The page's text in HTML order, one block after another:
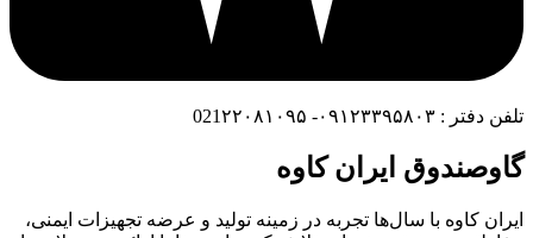
تلفن دفتر : ۰۹۱۲۳۳۹۵۸۰۳- 021۲۲۰۸۱۰۹۵
گاوصندوق ایران کاوه
ایران کاوه با سال‌ها تجربه در زمینه تولید و عرضه تجهیزات ایمنی،